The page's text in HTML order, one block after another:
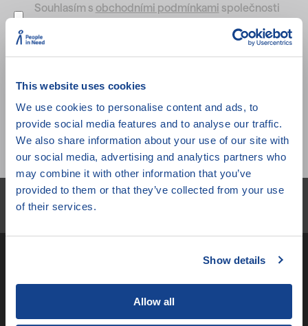
This website uses cookies
We use cookies to personalise content and ads, to
provide social media features and to analyse our traffic.
We also share information about your use of our site with
our social media, advertising and analytics partners who
may combine it with other information that you’ve
provided to them or that they’ve collected from your use
of their services.
Show details
Allow all
Souhlasím s obchodními podmínkami společnosti
Vytvořit účet
Newsletter
Nenechte si ujít novinky z JSO!
Přihlásit se